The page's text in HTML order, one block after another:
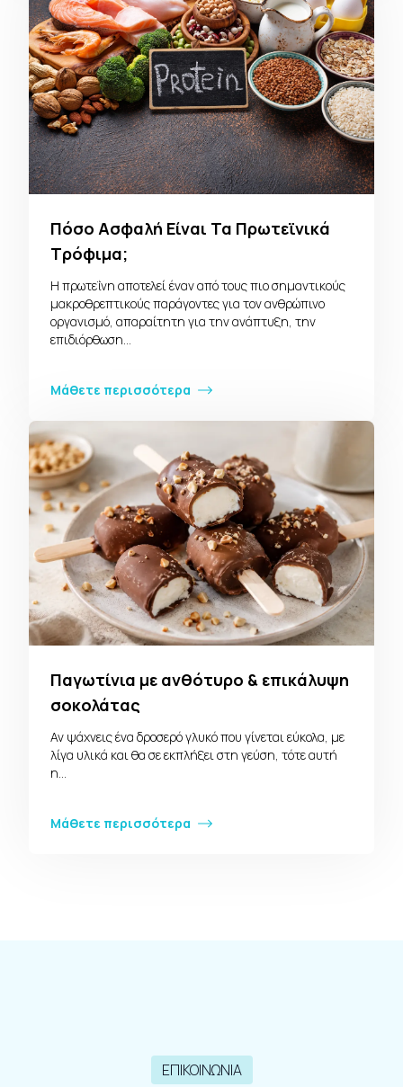
Πόσο Ασφαλή Είναι Τα Πρωτεϊνικά
Τρόφιμα;
Η πρωτεΐνη αποτελεί έναν από τους πιο σημαντικούς
μακροθρεπτικούς παράγοντες για τον ανθρώπινο
οργανισμό, απαραίτητη για την ανάπτυξη, την
επιδιόρθωση…
Μάθετε περισσότερα
Παγωτίνια με ανθότυρο & επικάλυψη
σοκολάτας
Αν ψάχνεις ένα δροσερό γλυκό που γίνεται εύκολα, με
λίγα υλικά και θα σε εκπλήξει στη γεύση, τότε αυτή
η…
Μάθετε περισσότερα
ΕΠΙΚΟΙΝΩΝΙΑ